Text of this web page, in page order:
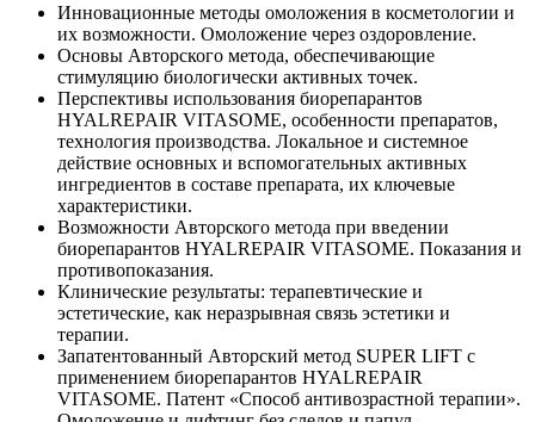
Инновационные методы омоложения в косметологии и
их возможности. Омоложение через оздоровление.
Основы Авторского метода, обеспечивающие
стимуляцию биологически активных точек.
Перспективы использования биорепарантов
HYALREPAIR VITASOME, особенности препаратов,
технология производства. Локальное и системное
действие основных и вспомогательных активных
ингредиентов в составе препарата, их ключевые
характеристики.
Возможности Авторского метода при введении
биорепарантов HYALREPAIR VITASOME. Показания и
противопоказания.
Клинические результаты: терапевтические и
эстетические, как неразрывная связь эстетики и
терапии.
Запатентованный Авторский метод SUPER LIFT с
применением биорепарантов HYALREPAIR
VITASOME. Патент «Способ антивозрастной терапии».